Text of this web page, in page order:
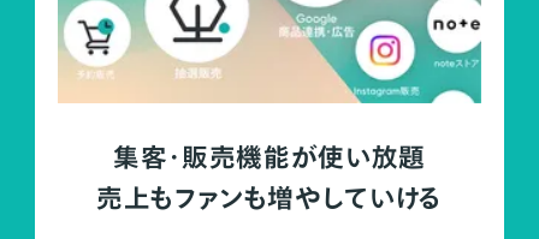
集客・販売機能が使い放題
売上もファンも増やしていける